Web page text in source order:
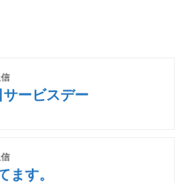
ービスデー
ます。